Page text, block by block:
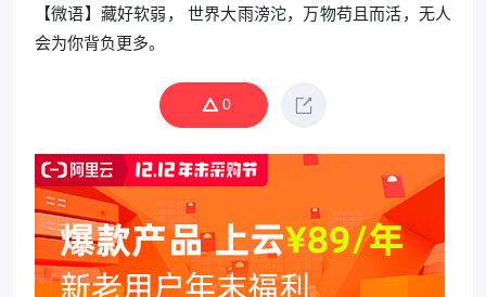
【微语】藏好软弱， 世界大雨滂沱，万物苟且而活，无人
会为你背负更多。
0